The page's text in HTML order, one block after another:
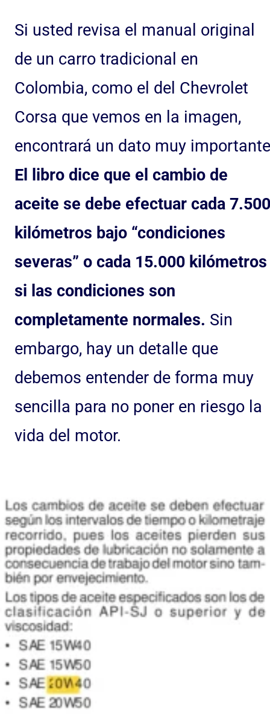
Si usted revisa el manual original
de un carro tradicional en
Colombia, como el del Chevrolet
Corsa que vemos en la imagen,
encontrará un dato muy
El libro dice que el cambio de
aceite se debe efectuar cada 7.500
kilómetros bajo “condiciones
severas” o cada 15.000 kilómetros
si las condiciones son
completamente normales. Sin
embargo, hay un detalle que
debemos entender de forma muy
sencilla para no poner en riesgo la
vida del motor.